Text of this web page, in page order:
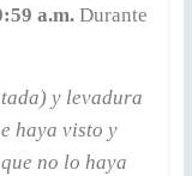
a.m.Durante
y levadura
haya visto y
no lo haya